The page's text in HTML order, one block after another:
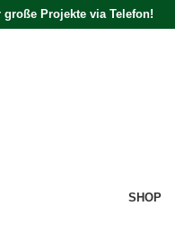
Projekte via Telefon!
SHOP